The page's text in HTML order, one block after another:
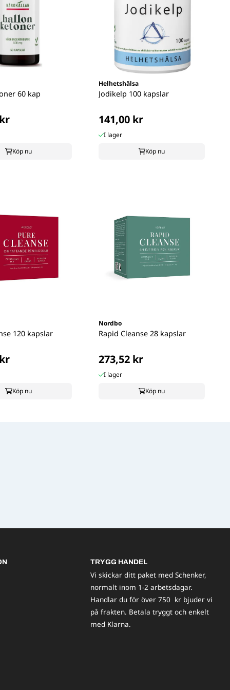
60 kap
Köp nu
Helhetshälsa
Jodikelp 100 kapslar
141,00 kr
I lager
Köp nu
120 kapslar
Köp nu
Nordbo
Rapid Cleanse 28 kapslar
273,52 kr
I lager
Köp nu
TRYGG HANDEL
Vi skickar ditt paket med Schenker,
normalt inom 1-2 arbetsdagar.
Handlar du för över 750 kr bjuder vi
på frakten. Betala tryggt och enkelt
med Klarna.